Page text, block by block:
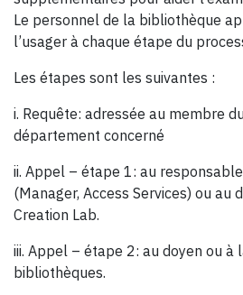
Le personnel de la bibliothèque
l’usager à chaque étape du
Les étapes sont les suivantes :
i. Requête: adressée au membre
département concerné
ii. Appel – étape 1: au
(Manager, Access Services) ou au
Creation Lab.
iii. Appel – étape 2: au doyen ou à
bibliothèques.